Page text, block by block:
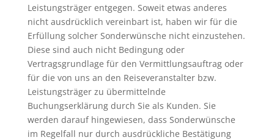
Leistungsträger entgegen. Soweit etwas anderes
nicht ausdrücklich vereinbart ist, haben wir für die
Erfüllung solcher Sonderwünsche nicht einzustehen.
Diese sind auch nicht Bedingung oder
Vertragsgrundlage für den Vermittlungsauftrag oder
für die von uns an den Reiseveranstalter bzw.
Leistungsträger zu übermittelnde
Buchungserklärung durch Sie als Kunden. Sie
werden darauf hingewiesen, dass Sonderwünsche
im Regelfall nur durch ausdrückliche Bestätigung